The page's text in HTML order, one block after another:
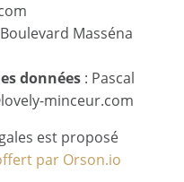
Masséna
données : Pascal
minceur.com
est proposé
par Orson.io